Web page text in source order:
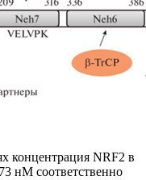
концентрация NRF2 в
нМ соответственно